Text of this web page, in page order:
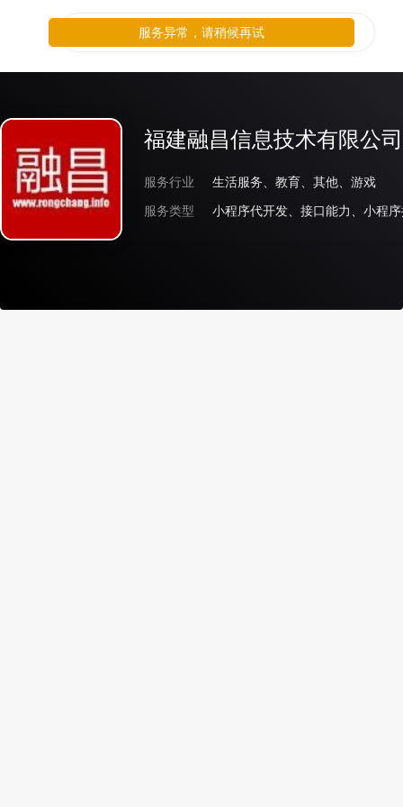
福建融昌信息技术有限公司
服务行业
生活服务、教育、其他、游戏
服务类型
小程序代开发、接口能力、小程
服务异常，请稍候再试